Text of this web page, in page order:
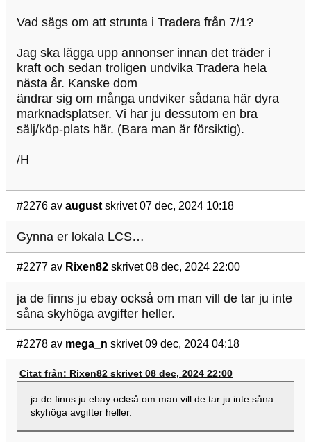
Vad sägs om att strunta i Tradera från 7/1?
Jag ska lägga upp annonser innan det träder i
kraft och sedan troligen undvika Tradera hela
nästa år. Kanske dom
ändrar sig om många undviker sådana här dyra
marknadsplatser. Vi har ju dessutom en bra
sälj/köp-plats här. (Bara man är försiktig).
/H
#2276 av august skrivet 07 dec, 2024 10:18
Gynna er lokala LCS…
#2277 av Rixen82 skrivet 08 dec, 2024 22:00
ja de finns ju ebay också om man vill de tar ju inte
såna skyhöga avgifter heller.
#2278 av mega_n skrivet 09 dec, 2024 04:18
Citat från: Rixen82 skrivet 08 dec, 2024 22:00
ja de finns ju ebay också om man vill de tar ju inte såna
skyhöga avgifter heller.